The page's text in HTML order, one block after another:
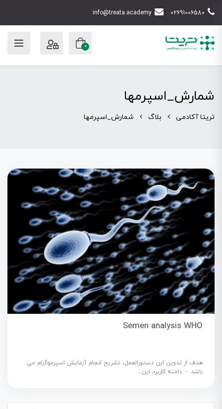
02691006580
info@treata.academy
0
شمارش_اسپرمها
تریتا آکادمی بلاگ شمارش_اسپرمها
Semen analysis WHO
هدف از تدوين اين دستورالعمل، تشريح انجام آزمایش اسپرموگرام می
باشد. - دامنه کاربرد اين...